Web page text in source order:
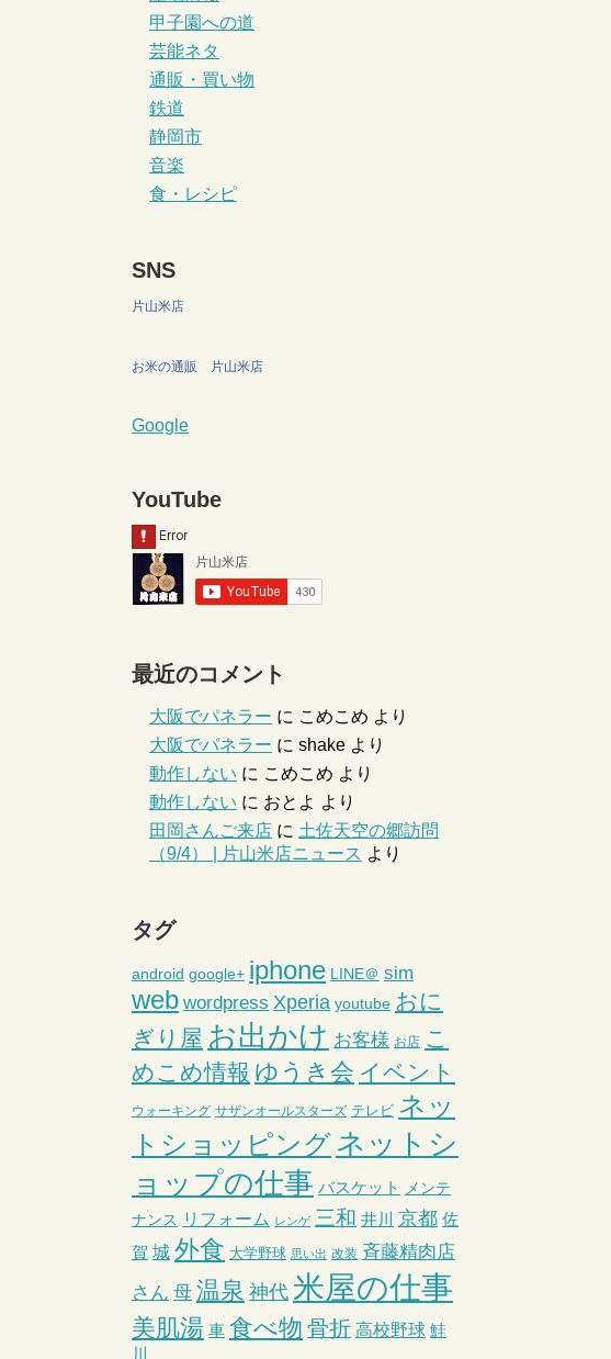
甲子園への道
芸能ネタ
通販・買い物
鉄道
静岡市
音楽
食・レシピ
SNS
片山米店
お米の通販 片山米店
Google
YouTube
最近のコメント
大阪でパネラー に こめこめ より
大阪でパネラー に shake より
動作しない に こめこめ より
動作しない に おとよ より
田岡さんご来店 に 土佐天空の郷訪問
（9/4） | 片山米店ニュース より
タグ
android google+ iphone LINE＠ sim
web wordpress Xperia youtube おに
ぎり屋 お出かけ お客様 お店 こ
めこめ情報 ゆうき会 イベント
ウォーキング サザンオールスターズ テレビ ネッ
トショッピングネットシ
ョップの仕事 バスケット
メンテ
ナンス リフォーム レンゲ 三和 井川 京都 佐
賀 城 外食 大学野球 思い出 改装 斉藤精肉店
さん 母 温泉 神代 米屋の仕事
美肌湯 車 食べ物 骨折 高校野球 鮭
川